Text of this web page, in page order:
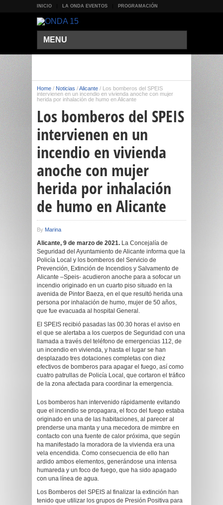
INICIO LA ONDA EVENTOS PROGRAMACIÓN
MENU
Home / Noticias /Alicante / Los bomberos del SPEIS
intervienen en un incendio en vivienda anoche con mujer
herida por inhalación de humo en Alicante
Los bomberos del SPEIS
intervienen en un
incendio en vivienda
anoche con mujer
herida por inhalación
de humo en Alicante
By Marina
Alicante, 9 de marzo de 2021. La Concejalía de
Seguridad del Ayuntamiento de Alicante informa que la
Policía Local y los bomberos del Servicio de
Prevención, Extinción de Incendios y Salvamento de
Alicante –Speis- acudieron anoche para a sofocar un
incendio originado en un cuarto piso situado en la
avenida de Pintor Baeza, en el que resultó herida una
persona por inhalación de humo, mujer de 50 años,
que fue evacuada al hospital General.
El SPEIS recibió pasadas las 00.30 horas el aviso en
el que se alertaba a los cuerpos de Seguridad con una
llamada a través del teléfono de emergencias 112, de
un incendio en vivienda, y hasta el lugar se han
desplazado tres dotaciones completas con diez
efectivos de bomberos para apagar el fuego, así como
cuatro patrullas de Policía Local, que cortaron el tráfico
de la zona afectada para coordinar la emergencia.
Los bomberos han intervenido rápidamente evitando
que el incendio se propagara, el foco del fuego estaba
originado en una de las habitaciones, al parecer al
prenderse una manta y una mecedora de mimbre en
contacto con una fuente de calor próxima, que según
ha manifestado la moradora de la vivienda era una
vela encendida. Como consecuencia de ello han
ardido ambos elementos, generándose una intensa
humareda y un foco de fuego, que ha sido apagado
con una línea de agua.
Los Bomberos del SPEIS al finalizar la extinción han
tenido que utilizar los grupos de Presión Positiva para